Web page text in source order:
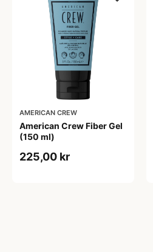
AMERICAN CREW
American Crew Fiber Gel
(150 ml)
225,00 kr